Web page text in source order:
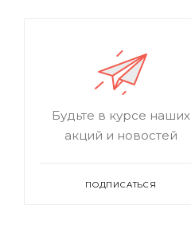
Будьте в курсе наших
акций и новостей
ПОДПИСАТЬСЯ